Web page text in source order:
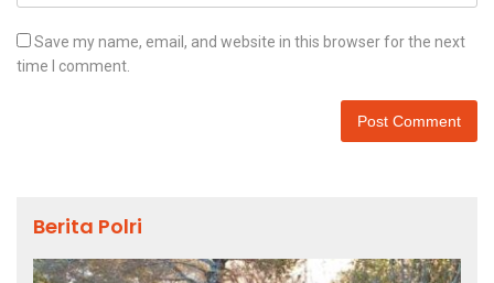
Save my name, email, and website in this browser for the next
time I comment.
Berita Polri